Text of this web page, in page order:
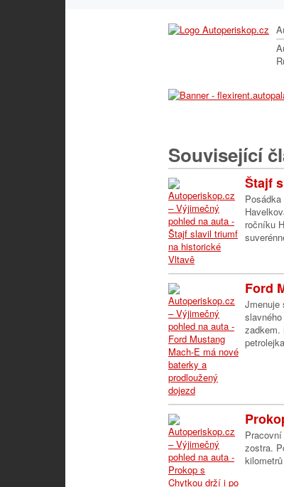
Související
Štajf
ročníku
Ford
Jmenuje
zadkem.
zostra.